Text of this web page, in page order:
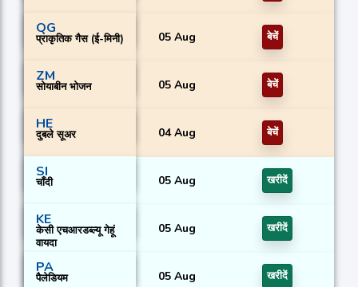
QG
प्राकृतिक गैस (ई-मिनी) 05 Aug बेचें
ZM
सोयाबीन भोजन 05 Aug बेचें
HE
दुबले सूअर 04 Aug बेचें
SI
चाँदी 05 Aug खरीदें
KE
केसी एचआरडब्ल्यू गेहूं
वायदा
05 Aug खरीदें
PA
पैलेडियम 05 Aug खरीदें